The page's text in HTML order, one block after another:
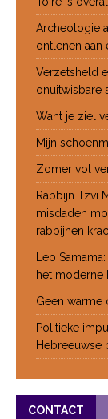
Archeologie
ontlenen aan
Verzetsheld
onuitwisbare
Want je ziel
Mijn
Zomer vol
Rabbijn Tzvi
misdaden
rabbijnen
Leo
het moderne
Geen warme
Politieke
Hebreeuwse
CONTACT